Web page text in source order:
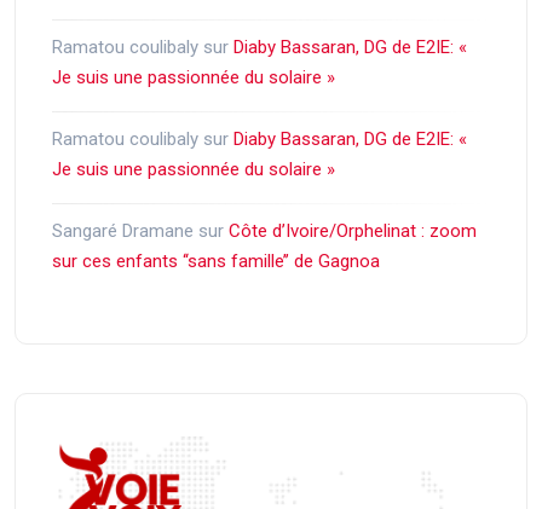
Ramatou coulibaly sur Diaby Bassaran, DG de E2IE: «
Je suis une passionnée du solaire »
Ramatou coulibaly sur Diaby Bassaran, DG de E2IE: «
Je suis une passionnée du solaire »
Sangaré Dramane sur Côte d’Ivoire/Orphelinat : zoom
sur ces enfants ‘‘sans famille’’ de Gagnoa